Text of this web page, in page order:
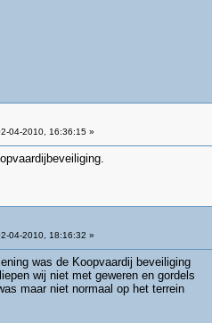
04-2010, 16:36:15 »
04-2010, 18:16:32 »
was de Koopvaardij beveiliging
wij niet met geweren en gordels
maar niet normaal op het terrein